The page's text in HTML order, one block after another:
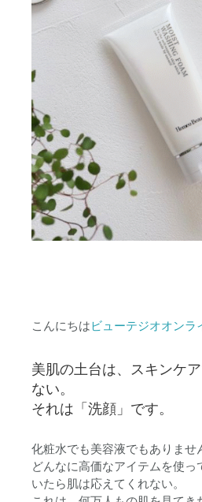
こんにちはビューテジオオンラ
美肌の土台は、スキンケ
ない。
それは「洗顔」です。
化粧水でも美容液でもありませ
どんなに高価なアイテムを使っ
いたら肌は応えてくれない。